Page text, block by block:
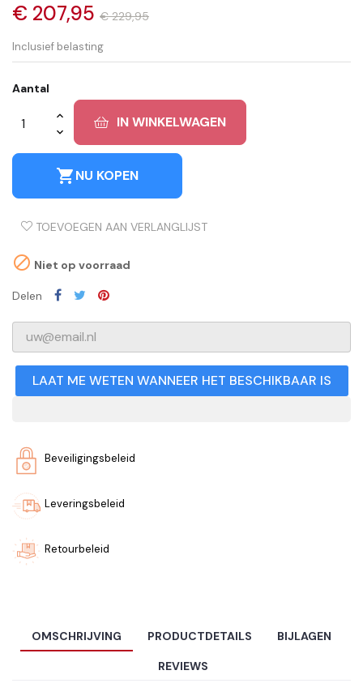
€ 207,95 € 229,95
Inclusief belasting
Aantal
IN WINKELWAGEN
shopping_cartNU KOPEN
TOEVOEGEN AAN VERLANGLIJST
 Niet op voorraad
Delen
LAAT ME WETEN WANNEER HET BESCHIKBAAR IS
Beveiligingsbeleid
Leveringsbeleid
Retourbeleid
OMSCHRIJVING PRODUCTDETAILS BIJLAGEN
REVIEWS